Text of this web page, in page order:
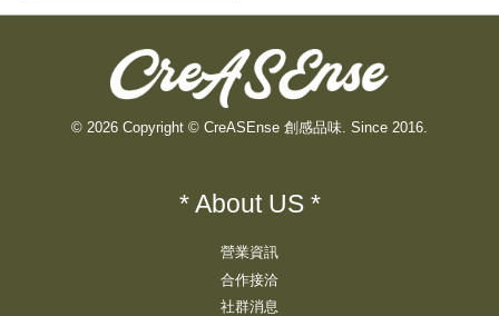
© 2026 Copyright © CreASEnse 創感品味. Since 2016.
* About US *
營業資訊
合作接洽
社群消息